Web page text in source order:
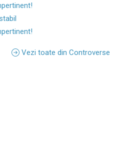
Vezi toate din Controverse